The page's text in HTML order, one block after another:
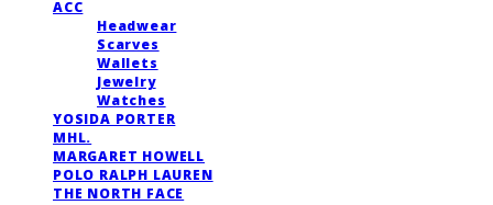
ACC
Headwear
Scarves
Wallets
Jewelry
Watches
YOSIDA PORTER
MHL.
MARGARET HOWELL
POLO RALPH LAUREN
THE NORTH FACE